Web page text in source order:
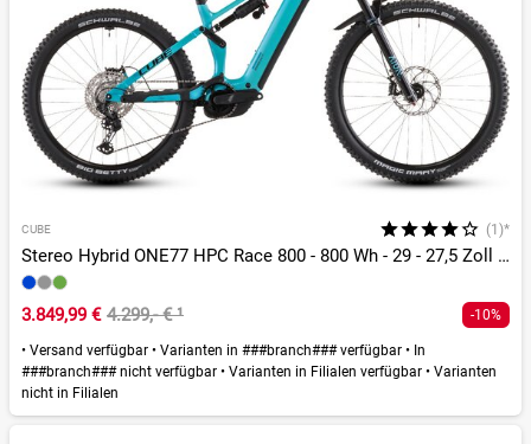
CUBE (1)*
Stereo Hybrid ONE77 HPC Race 800 - 800 Wh - 29 - 27,5 Zoll - Fully
3.849,99 € 4.299,- €¹ -10%
• Versand verfügbar • Varianten in ###branch### verfügbar • In
###branch### nicht verfügbar • Varianten in Filialen verfügbar • Varianten
nicht in Filialen